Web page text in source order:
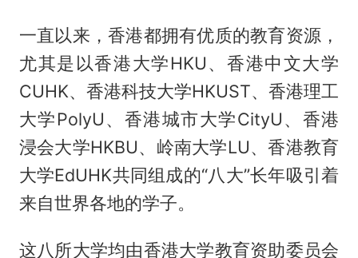
一直以来，香港都拥有优质的教育资源，
尤其是以香港大学HKU、香港中文大学
CUHK、香港科技大学HKUST、香港理工
大学PolyU、香港城市大学CityU、香港
浸会大学HKBU、岭南大学LU、香港教育
大学EdUHK共同组成的“八大”长年吸引着
来自世界各地的学子。
这八所大学均由香港大学教育资助委员会